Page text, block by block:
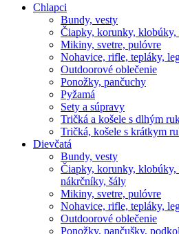
Chlapci
Bundy, vesty
Čiapky, korunky,
Mikiny, svetre, pulóvre
Nohavice, rifle, tepláky,
Outdoorové oblečenie
Ponožky, pančuchy
Pyžamá
Sety a súpravy
Tričká a košele s dlhým
Tričká, košele s krátkym
Dievčatá
Bundy, vesty
Čiapky, korunky, klobúky,
nákrčníky, šály
Mikiny, svetre, pulóvre
Nohavice, rifle, tepláky,
Outdoorové oblečenie
Ponožky, pančušky,